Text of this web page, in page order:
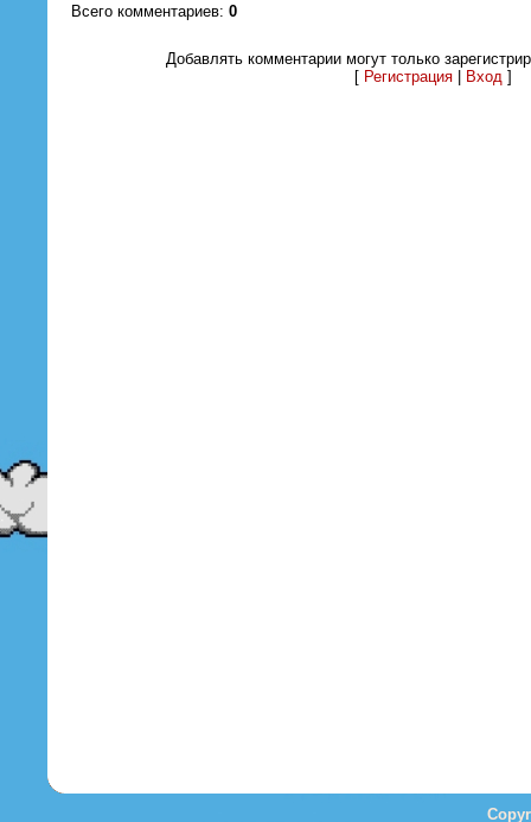
Всего комментариев: 0
Добавлять комментарии могут только
[ Регистрация| Вход ]